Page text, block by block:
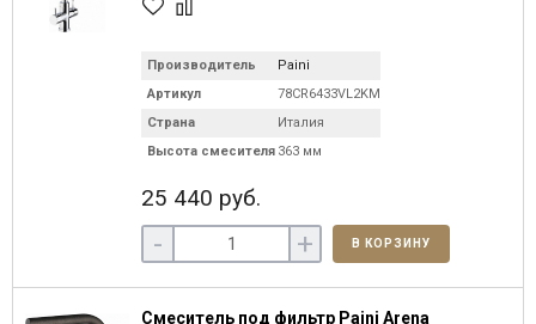
Производитель
Paini
Артикул
78CR6433VL2KM
Страна
Италия
Высота смесителя 363 мм
25 440 руб.
- + В КОРЗИНУ
Смеситель под фильтр Paini Arena